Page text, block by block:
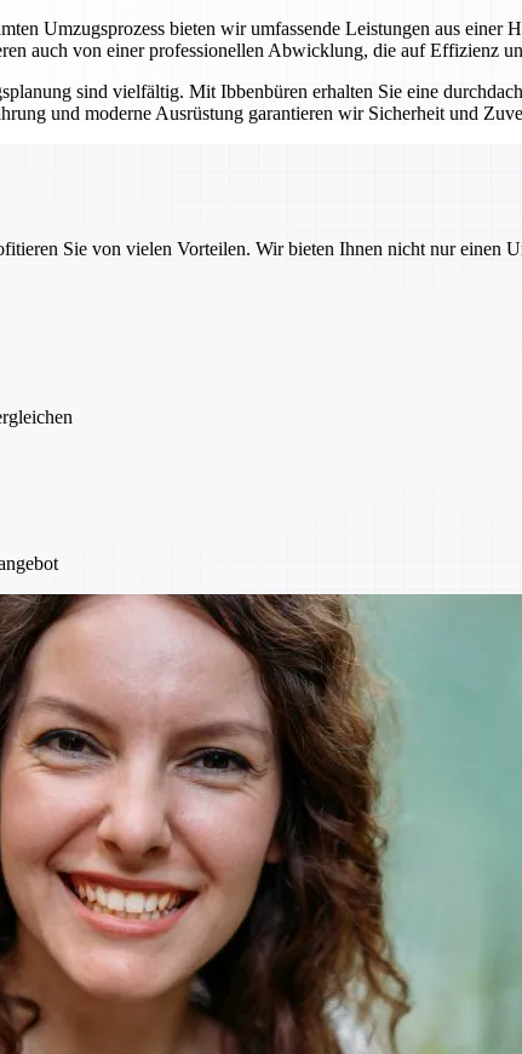
Umzugsprozess bieten wir umfassende Leistungen aus
auch von einer professionellen Abwicklung, die auf Effizienz
sind vielfältig. Mit Ibbenbüren erhalten Sie eine
und moderne Ausrüstung garantieren wir Sicherheit und
Sie von vielen Vorteilen. Wir bieten Ihnen nicht nur einen